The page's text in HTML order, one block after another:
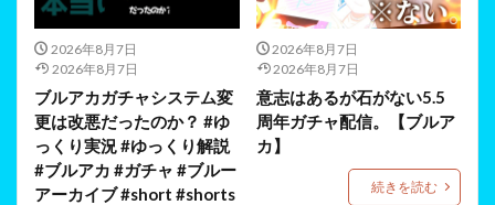
2026年8月7日
2026年8月7日
ブルアカガチャシステム変
更は改悪だったのか？ #ゆ
っくり実況 #ゆっくり解説
#ブルアカ #ガチャ #ブルー
アーカイブ #short #shorts
2026年8月7日
2026年8月7日
意志はあるが石がない5.5
周年ガチャ配信。【ブルア
カ】
続きを読む